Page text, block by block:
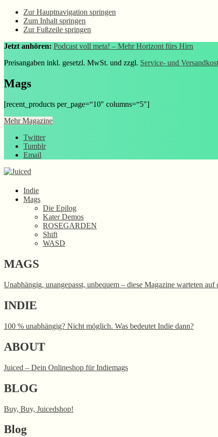
Zur Hauptnavigation springen
Zum Inhalt springen
Zur Fußzeile springen
Jetzt anhören: Podcast voll meta! – Mehr Horizont fürs Hirn
Preisangaben inkl. gesetzl. MwSt. und zzgl. Service- und
Mags
[recent_products per_page=“10″ columns=“5″]
Mehr Magazine
Twitter
Tumblr
Email
Indie
Mags
Die Epilog
Kater Demos
ROSEGARDEN
Shift
WASD
MAGS
Unabhängig, unangepasst, unbequem – diese Magazine warteten auf
INDIE
100 % unabhängig? Nicht möglich. Was bedeutet Indie dann?
ABOUT
Juiced – Dein Onlineshop für Indiemags
BLOG
Buy, Buy, Juicedshop!
Blog